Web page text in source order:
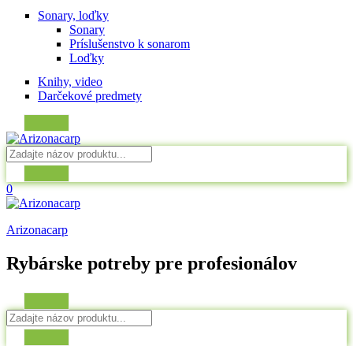
Sonary, loďky
Sonary
Príslušenstvo k sonarom
Loďky
Knihy, video
Darčekové predmety
0
Arizonacarp
Rybárske potreby pre profesionálov